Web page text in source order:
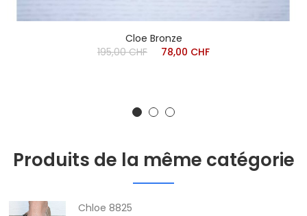
Cloe Bronze
195,00 CHF
78,00 CHF
Produits de la même catégorie
Chloe 8825